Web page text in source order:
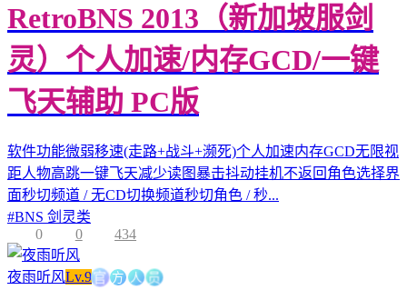
RetroBNS 2013（新加坡服剑
灵）个人加速/内存GCD/一键
飞天辅助 PC版
软件功能微弱移速(走路+战斗+濒死)个人加速内存GCD无限视
距人物高跳一键飞天减少读图暴击抖动挂机不返回角色选择界
面秒切频道 / 无CD切换频道秒切角色 / 秒...
#BNS 剑灵类
0
0 434
夜雨听风Lv.9官方人员